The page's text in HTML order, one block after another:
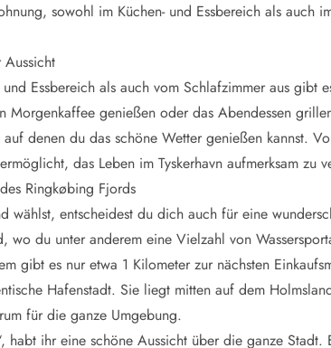
sowohl im Küchen- und Essbereich als auch
Essbereich als auch vom Schlafzimmer aus gibt
Morgenkaffee genießen oder das Abendessen
denen du das schöne Wetter genießen kannst.
das Leben im Tyskerhavn aufmerksam zu
Ringkøbing Fjords
wählst, entscheidest du dich auch für eine
wo du unter anderem eine Vielzahl von
gibt es nur etwa 1 Kilometer zur nächsten
Hafenstadt. Sie liegt mitten auf dem
für die ganze Umgebung.
ihr eine schöne Aussicht über die ganze Stadt.